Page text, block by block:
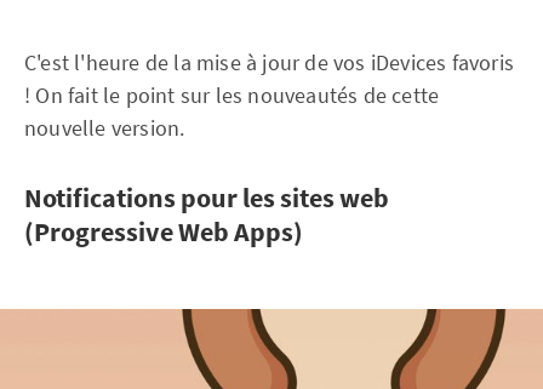
C'est l'heure de la mise à jour de vos iDevices favoris
! On fait le point sur les nouveautés de cette
nouvelle version.
Notifications pour les sites web
(Progressive Web Apps)